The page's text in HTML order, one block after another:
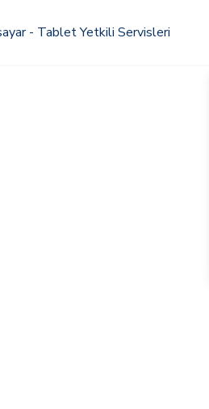
- Tablet Yetkili Servisleri